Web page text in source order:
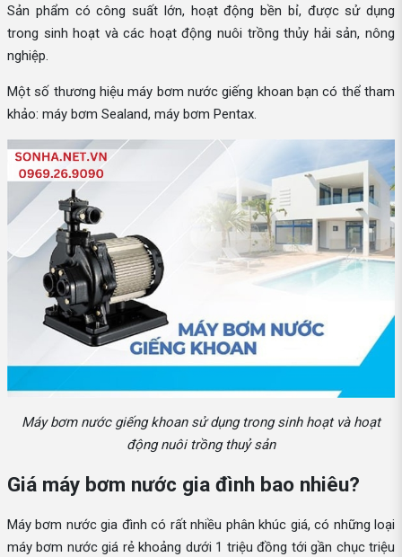
Sản phẩm có công suất lớn, hoạt động bền bỉ, được sử dụng
trong sinh hoạt và các hoạt động nuôi trồng thủy hải sản, nông
nghiệp.
Một số thương hiệu máy bơm nước giếng khoan bạn có thể tham
khảo: máy bơm Sealand, máy bơm Pentax.
Máy bơm nước giếng khoan sử dụng trong sinh hoạt và hoạt
động nuôi trồng thuỷ sản
Giá máy bơm nước gia đình bao nhiêu?
Máy bơm nước gia đình có rất nhiều phân khúc giá, có những loại
máy bơm nước giá rẻ khoảng dưới 1 triệu đồng tới gần chục triệu